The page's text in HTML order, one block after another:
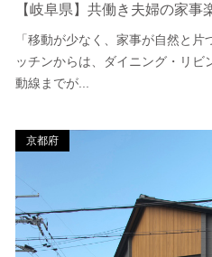
【岐阜県】共働き夫婦の家事
「移動が少なく、家事が自然と
ッチンからは、ダイニング・リビ
動線までが...
京都府